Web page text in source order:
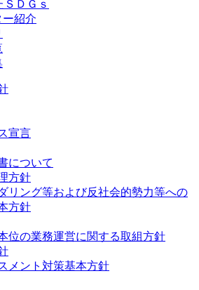
ＳＤＧｓ
ー紹介
宣言
について
方針
リング等および反社会的勢力等への
方針
位の業務運営に関する取組方針
メント対策基本方針